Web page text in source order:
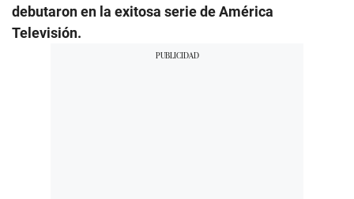
debutaron en la exitosa serie de América
Televisión.